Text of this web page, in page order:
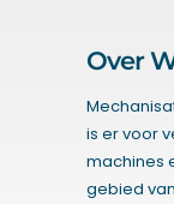
Over
is er voor
machines
gebied